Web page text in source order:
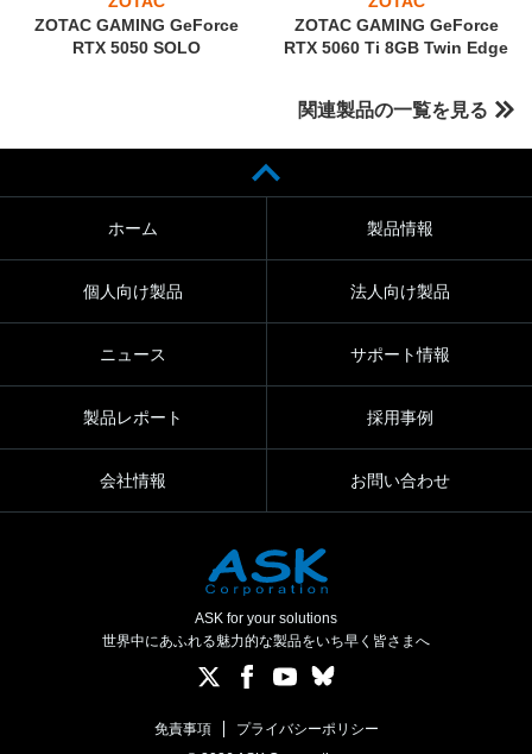
ZOTAC GAMING GeForce
RTX 5050 SOLO
ZOTAC GAMING GeForce
RTX 5060 Ti 8GB Twin Edge
関連製品の一覧を見る
ホーム 製品情報
個人向け製品 法人向け製品
ニュース サポート情報
製品レポート 採用事例
会社情報 お問い合わせ
ASK for your solutions
世界中にあふれる魅力的な製品をいち早く皆さまへ
免責事項
プライバシーポリシー